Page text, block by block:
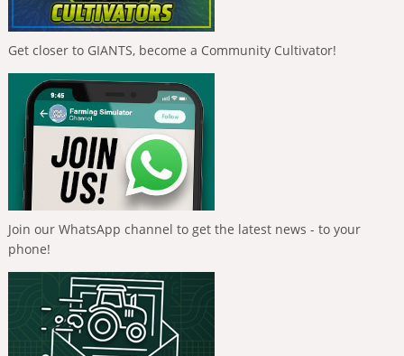
Get closer to GIANTS, become a Community Cultivator!
Join our WhatsApp channel to get the latest news - to your
phone!